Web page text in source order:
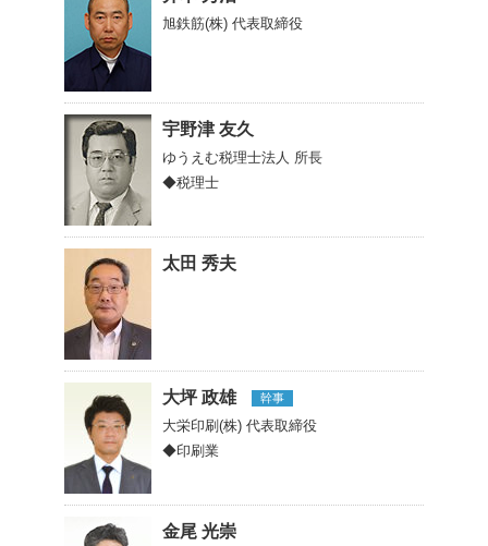
旭鉄筋(株) 代表取締役
宇野津 友久
ゆうえむ税理士法人 所長
◆税理士
太田 秀夫
大坪 政雄 幹事
大栄印刷(株) 代表取締役
◆印刷業
金尾 光崇